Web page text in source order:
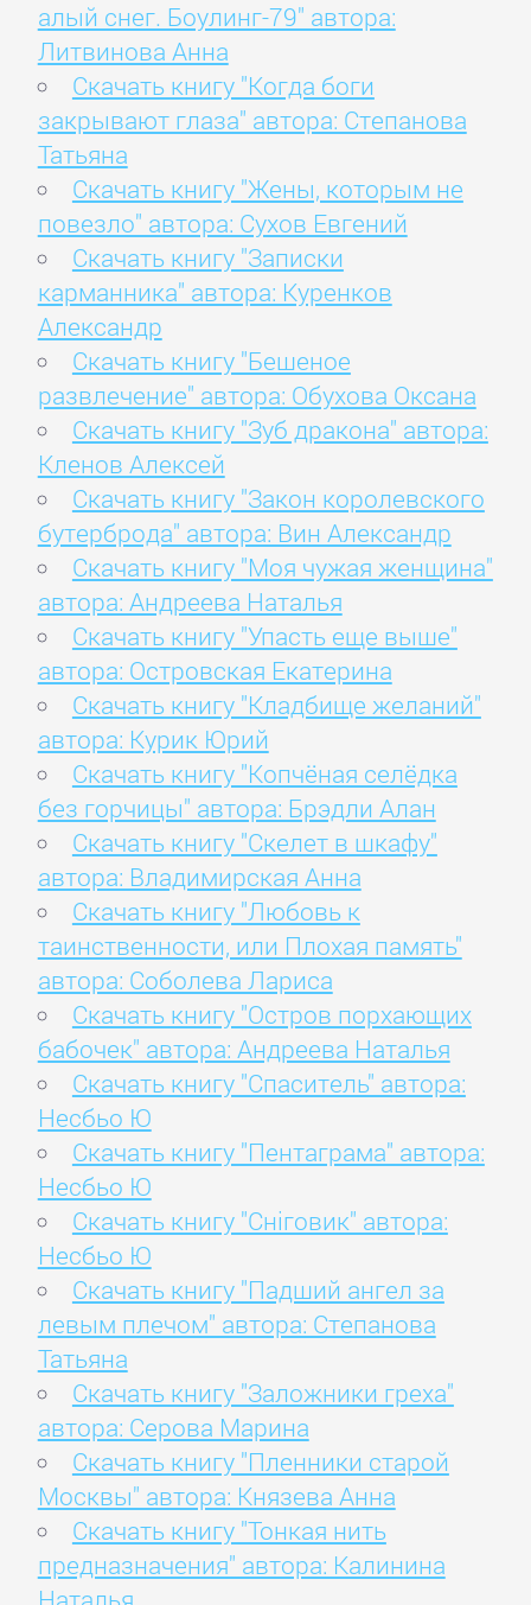
алый снег. Боулинг-79" автора:
Литвинова Анна
Скачать книгу "Когда боги
закрывают глаза" автора: Степанова
Татьяна
Скачать книгу "Жены, которым не
повезло" автора: Сухов Евгений
Скачать книгу "Записки
карманника" автора: Куренков
Александр
Скачать книгу "Бешеное
развлечение" автора: Обухова Оксана
Скачать книгу "Зуб дракона" автора:
Кленов Алексей
Скачать книгу "Закон королевского
бутерброда" автора: Вин Александр
Скачать книгу "Моя чужая женщина"
автора: Андреева Наталья
Скачать книгу "Упасть еще выше"
автора: Островская Екатерина
Скачать книгу "Кладбище желаний"
автора: Курик Юрий
Скачать книгу "Копчёная селёдка
без горчицы" автора: Брэдли Алан
Скачать книгу "Скелет в шкафу"
автора: Владимирская Анна
Скачать книгу "Любовь к
таинственности, или Плохая память"
автора: Соболева Лариса
Скачать книгу "Остров порхающих
бабочек" автора: Андреева Наталья
Скачать книгу "Спаситель" автора:
Несбьо Ю
Скачать книгу "Пентаграма" автора:
Несбьо Ю
Скачать книгу "Сніговик" автора:
Несбьо Ю
Скачать книгу "Падший ангел за
левым плечом" автора: Степанова
Татьяна
Скачать книгу "Заложники греха"
автора: Серова Марина
Скачать книгу "Пленники старой
Москвы" автора: Князева Анна
Скачать книгу "Тонкая нить
предназначения" автора: Калинина